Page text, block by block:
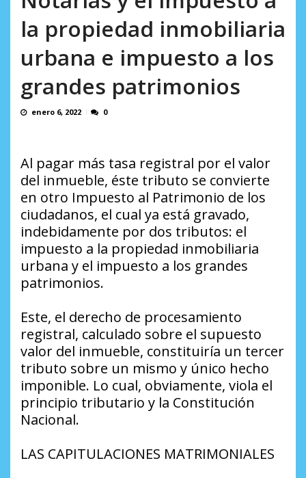
la propiedad inmobiliaria
urbana e impuesto a los
grandes patrimonios
enero 6, 2022 0
Al pagar más tasa registral por el valor
del inmueble, éste tributo se convierte
en otro Impuesto al Patrimonio de los
ciudadanos, el cual ya está gravado,
indebidamente por dos tributos: el
impuesto a la propiedad inmobiliaria
urbana y el impuesto a los grandes
patrimonios.
Este, el derecho de procesamiento
registral, calculado sobre el supuesto
valor del inmueble, constituiría un tercer
tributo sobre un mismo y único hecho
imponible. Lo cual, obviamente, viola el
principio tributario y la Constitución
Nacional.
LAS CAPITULACIONES MATRIMONIALES